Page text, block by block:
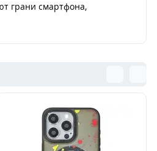
грани смартфона,